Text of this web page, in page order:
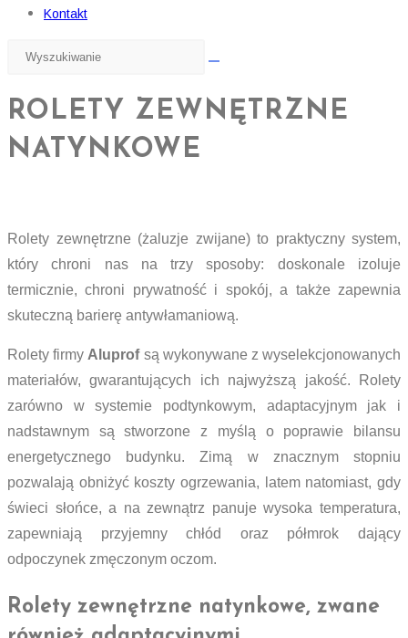
Kontakt
Search
website
ROLETY ZEWNĘTRZNE
NATYNKOWE
Rolety zewnętrzne (żaluzje zwijane) to praktyczny system,
który chroni nas na trzy sposoby: doskonale izoluje
termicznie, chroni prywatność i spokój, a także zapewnia
skuteczną barierę antywłamaniową.
Rolety firmy Aluprofsą wykonywane z wyselekcjonowanych
materiałów, gwarantujących ich najwyższą jakość. Rolety
zarówno w systemie podtynkowym, adaptacyjnym jak i
nadstawnym są stworzone z myślą o poprawie bilansu
energetycznego budynku. Zimą w znacznym stopniu
pozwalają obniżyć koszty ogrzewania, latem natomiast, gdy
świeci słońce, a na zewnątrz panuje wysoka temperatura,
zapewniają przyjemny chłód oraz półmrok dający
odpoczynek zmęczonym oczom.
Rolety zewnętrzne natynkowe, zwane